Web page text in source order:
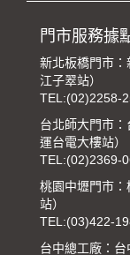
門市服務據
新北板橋門市
江子翠站）
TEL:(02)2258-
台北師大門市
運台電大樓站）
TEL:(02)2369-
桃園中壢門市
站）
TEL:(03)422-
台中總工廠：